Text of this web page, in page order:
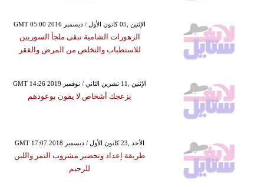
GMT 05:00 2016 الإثنين ,05 كانون الأول / ديسمبر
الزهورات الشامية تبقى ملجأ السوريين
للاستطباب والتخلص من المرض والفقر
GMT 14:26 2019 الإثنين ,11 تشرين الثاني / نوفمبر
يزعجك أشخاص لا يفون بوعودهم
GMT 17:07 2018 الأحد ,23 كانون الأول / ديسمبر
طريقة إعداد وتحضير مشروب التمر واللبن
للرجيم